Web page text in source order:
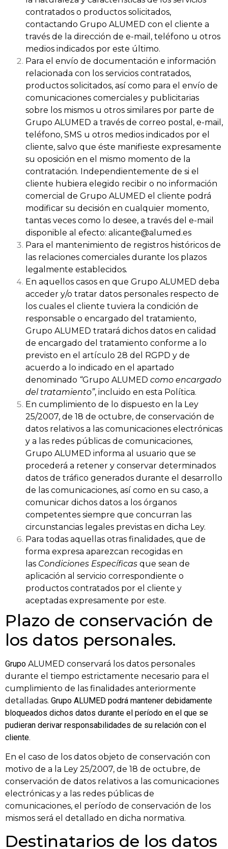
contratados o productos solicitados,
contactando Grupo ALUMED con el cliente a
través de la dirección de e-mail, teléfono u otros
medios indicados por este último.
Para el envío de documentación e información
relacionada con los servicios contratados,
productos solicitados, así como para el envío de
comunicaciones comerciales y publicitarias
sobre los mismos u otros similares por parte de
Grupo ALUMED a través de correo postal, e-mail,
teléfono, SMS u otros medios indicados por el
cliente, salvo que éste manifieste expresamente
su oposición en el mismo momento de la
contratación. Independientemente de si el
cliente hubiera elegido recibir o no información
comercial de Grupo ALUMED el cliente podrá
modificar su decisión en cualquier momento,
tantas veces como lo desee, a través del e-mail
disponible al efecto: alicante@alumed.es
Para el mantenimiento de registros históricos de
las relaciones comerciales durante los plazos
legalmente establecidos.
En aquellos casos en que Grupo ALUMED deba
acceder y/o tratar datos personales respecto de
los cuales el cliente tuviera la condición de
responsable o encargado del tratamiento,
Grupo ALUMED tratará dichos datos en calidad
de encargado del tratamiento conforme a lo
previsto en el artículo 28 del RGPD y de
acuerdo a lo indicado en el apartado
denominado “Grupo ALUMED como encargado
del tratamiento”, incluido en esta Política.
En cumplimiento de lo dispuesto en la Ley
25/2007, de 18 de octubre, de conservación de
datos relativos a las comunicaciones electrónicas
y a las redes públicas de comunicaciones,
Grupo ALUMED informa al usuario que se
procederá a retener y conservar determinados
datos de tráfico generados durante el desarrollo
de las comunicaciones, así como en su caso, a
comunicar dichos datos a los órganos
competentes siempre que concurran las
circunstancias legales previstas en dicha Ley.
Para todas aquellas otras finalidades, que de
forma expresa aparezcan recogidas en
las Condiciones Específicas que sean de
aplicación al servicio correspondiente o
productos contratados por el cliente y
aceptadas expresamente por este.
Plazo de conservación de
los datos personales.
Grupo ALUMED conservará los datos personales
durante el tiempo estrictamente necesario para el
cumplimiento de las finalidades anteriormente
detalladas. Grupo ALUMED podrá mantener debidamente
bloqueados dichos datos durante el período en el que se
pudieran derivar responsabilidades de su relación con el
cliente.
En el caso de los datos objeto de conservación con
motivo de a la Ley 25/2007, de 18 de octubre, de
conservación de datos relativos a las comunicaciones
electrónicas y a las redes públicas de
comunicaciones, el período de conservación de los
mismos será el detallado en dicha normativa.
Destinatarios de los datos